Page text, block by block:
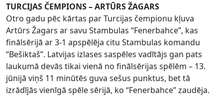
TURCIJAS ČEMPIONS – ARTŪRS ŽAGARS
Otro gadu pēc kārtas par Turcijas čempionu kļuva
Artūrs Žagars ar savu Stambulas “Fenerbahce”, kas
finālsērijā ar 3-1 apspēlēja citu Stambulas komandu
“Bešiktaš”. Latvijas izlases saspēles vadītājs gan pats
laukumā devās tikai vienā no finālsērijas spēlēm – 13.
jūnijā viņš 11 minūtēs guva sešus punktus, bet tā
izrādījās vienīgā spēle sērijā, ko “Fenerbahce” zaudēja.